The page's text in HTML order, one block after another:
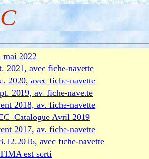
2022
2021, avec fiche-navette
2020, avec fiche-navette
2019, av. fiche-navette
2018, av. fiche-navette
Avril 2019
2017, av. fiche-navette
avec fiche-navette
est sorti